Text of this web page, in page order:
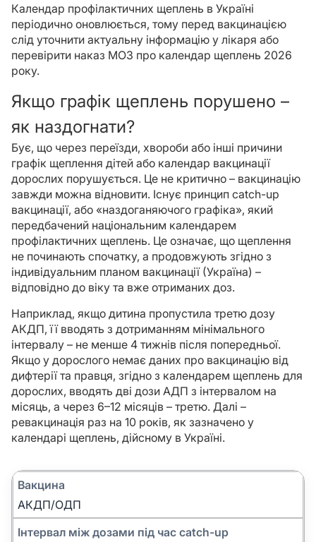
Календар профілактичних щеплень в Україні
періодично оновлюється, тому перед вакцинацією
слід уточнити актуальну інформацію у лікаря або
перевірити наказ МОЗ про календар щеплень 2026
року.
Якщо графік щеплень порушено –
як наздогнати?
Бує, що через переїзди, хвороби або інші причини
графік щеплення дітей або календар вакцинації
дорослих порушується. Це не критично – вакцинацію
завжди можна відновити. Існує принцип catch-up
вакцинації, або «наздоганяючого графіка», який
передбачений національним календарем
профілактичних щеплень. Це означає, що щеплення
не починають спочатку, а продовжують згідно з
індивідуальним планом вакцинації (Україна) –
відповідно до віку та вже отриманих доз.
Наприклад, якщо дитина пропустила третю дозу
АКДП, її вводять з дотриманням мінімального
інтервалу – не менше 4 тижнів після попередньої.
Якщо у дорослого немає даних про вакцинацію від
дифтерії та правця, згідно з календарем щеплень для
дорослих, вводять дві дози АДП з інтервалом на
місяць, а через 6–12 місяців – третю. Далі –
ревакцинація раз на 10 років, як зазначено у
календарі щеплень, дійсному в Україні.
Вакцина
АКДП/ОДП
Інтервал між дозами під час catch-up